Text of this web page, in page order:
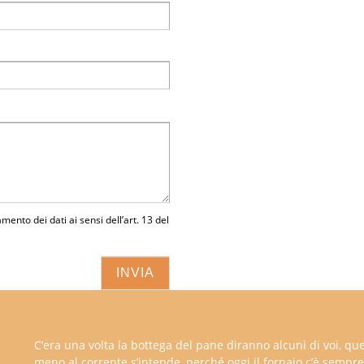
dei dati ai sensi dell’art. 13 del
C’era una volta la bottega del pane diranno alcuni di voi,